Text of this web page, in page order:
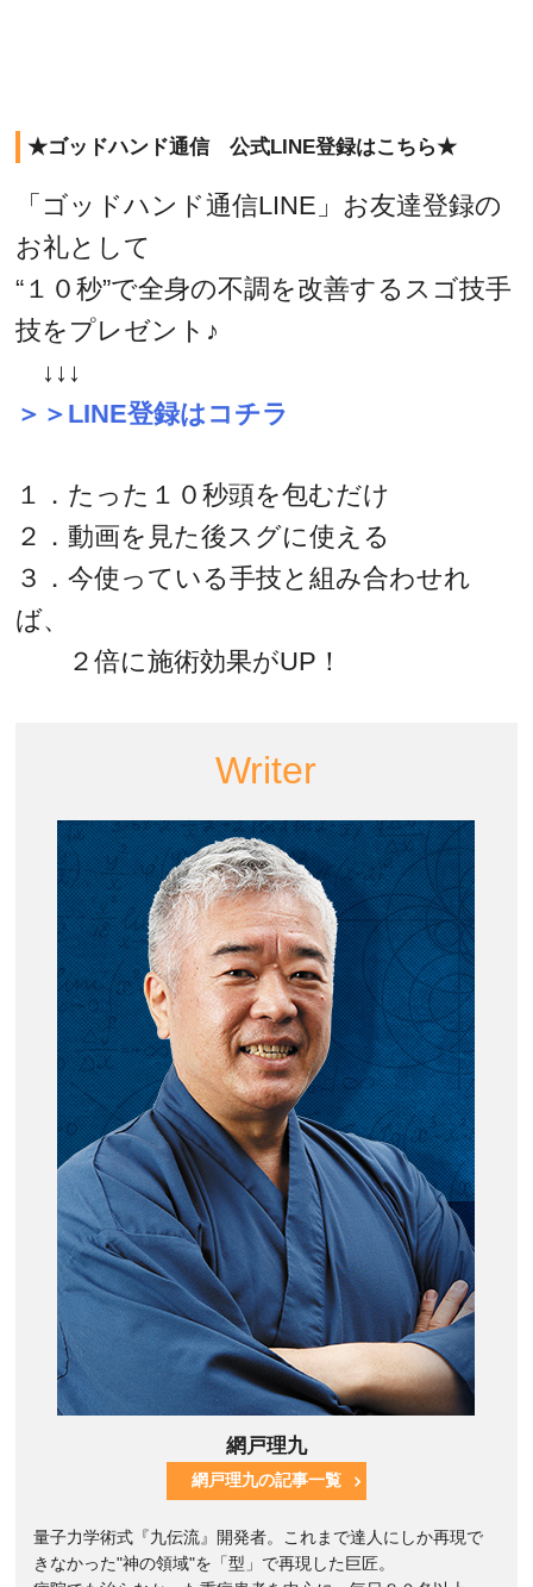
★ゴッドハンド通信 公式LINE登録はこちら★
「ゴッドハンド通信LINE」お友達登録の
お礼として
“１０秒”で全身の不調を改善するスゴ技手
技をプレゼント♪
↓↓↓
＞＞LINE登録はコチラ
１．たった１０秒頭を包むだけ
２．動画を見た後スグに使える
３．今使っている手技と組み合わせれ
ば、
２倍に施術効果がUP！
Writer
網戸理九
網戸理九の記事一覧
量子力学術式『九伝流』開発者。これまで達人にしか再現で
きなかった"神の領域"を「型」で再現した巨匠。